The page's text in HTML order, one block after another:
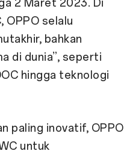
2 Maret 2023. Di
OPPO selalu
bahkan
di dunia”, seperti
hingga teknologi
paling inovatif, OPPO
untuk